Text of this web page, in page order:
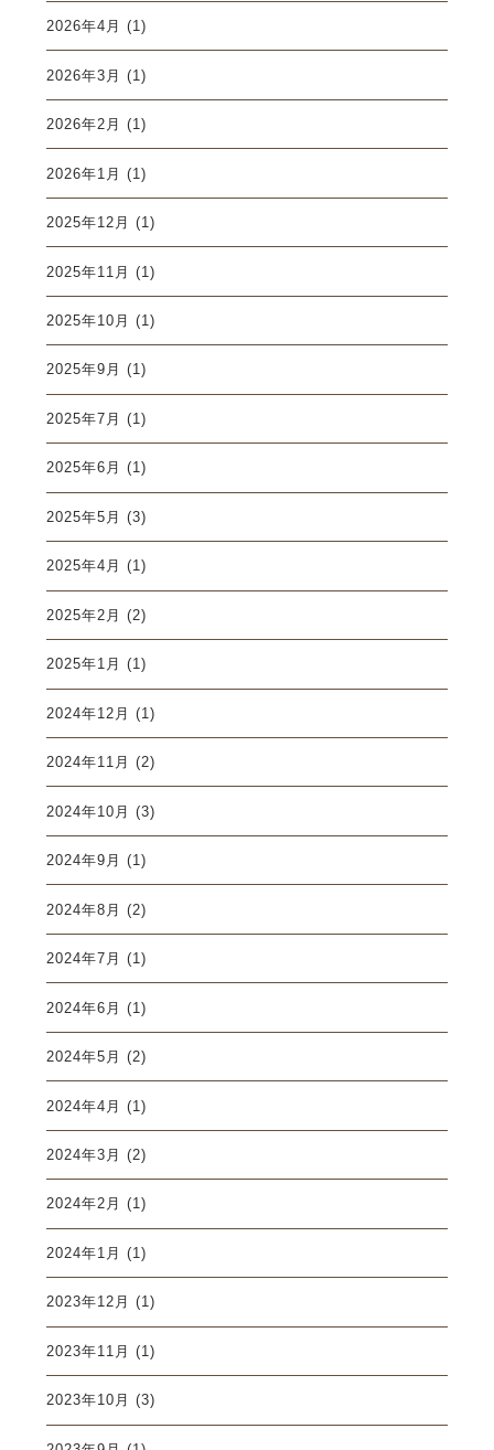
2026年4月 (1)
2026年3月 (1)
2026年2月 (1)
2026年1月 (1)
2025年12月 (1)
2025年11月 (1)
2025年10月 (1)
2025年9月 (1)
2025年7月 (1)
2025年6月 (1)
2025年5月 (3)
2025年4月 (1)
2025年2月 (2)
2025年1月 (1)
2024年12月 (1)
2024年11月 (2)
2024年10月 (3)
2024年9月 (1)
2024年8月 (2)
2024年7月 (1)
2024年6月 (1)
2024年5月 (2)
2024年4月 (1)
2024年3月 (2)
2024年2月 (1)
2024年1月 (1)
2023年12月 (1)
2023年11月 (1)
2023年10月 (3)